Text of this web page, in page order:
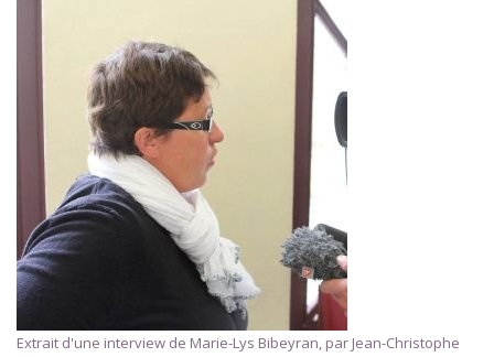
Extrait d'une interview de Marie-Lys Bibeyran, par Jean-Christophe